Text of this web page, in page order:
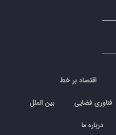
اقتصاد بر خط
فناوری فضایی بین الملل
درباره ما